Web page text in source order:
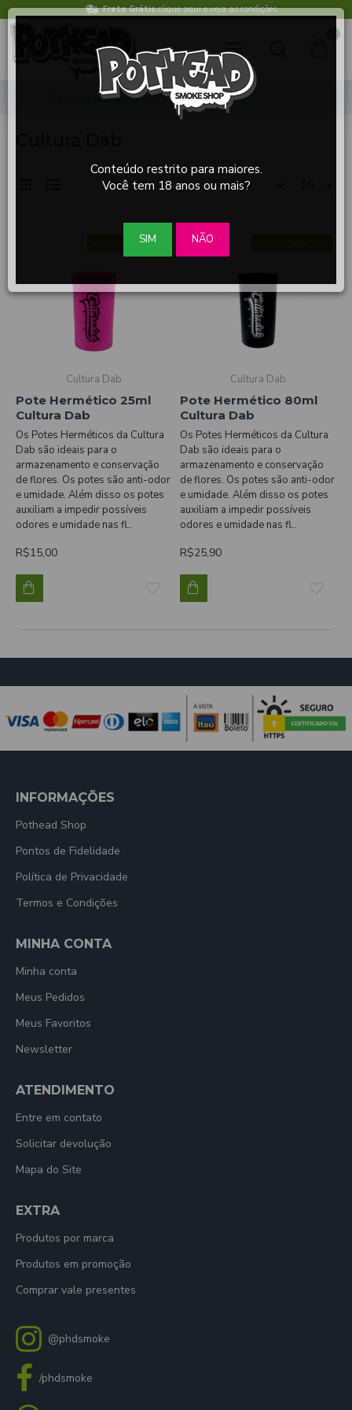
Frete Grátisclique aqui e veja as condições
Produtos por marca Cultura Dab
MAIS VENDIDOS
Cultura Dab
Pote Hermético 25ml
Cultura Dab
Os Potes Herméticos da Cultura
Dab são ideais para o
armazenamento e conservação
de flores. Os potes são anti-odor
e umidade. Além disso os potes
auxiliam a impedir possíveis
odores e umidade nas fl..
R$15,00
Cultura Dab
Pote Hermético 80ml
Cultura Dab
Os Potes Herméticos da Cultura
Dab são ideais para o
armazenamento e conservação
de flores. Os potes são anti-odor
e umidade. Além disso os potes
auxiliam a impedir possíveis
odores e umidade nas fl..
R$25,90
INFORMAÇÕES
Pothead Shop
Pontos de Fidelidade
Política de Privacidade
Termos e Condições
MINHA CONTA
Minha conta
Meus Pedidos
Meus Favoritos
Newsletter
ATENDIMENTO
Entre em contato
Solicitar devolução
Mapa do Site
EXTRA
Produtos por marca
Produtos em promoção
Comprar vale presentes
@phdsmoke
/phdsmoke
Conteúdo restrito para maiores.
Você tem 18 anos ou mais?
SIM NÃO